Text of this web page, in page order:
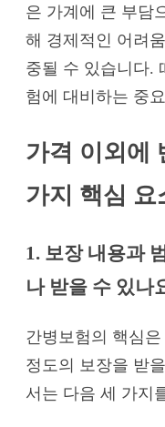
은 가계에 큰 부담
해 경제적인 어려
중될 수 있습니다.
험에 대비하는 중
가격 이외에
가지 핵심 요
1. 보장 내용과
나 받을 수 있나
간병보험의 핵심
정도의 보장을 받
서는 다음 세 가지